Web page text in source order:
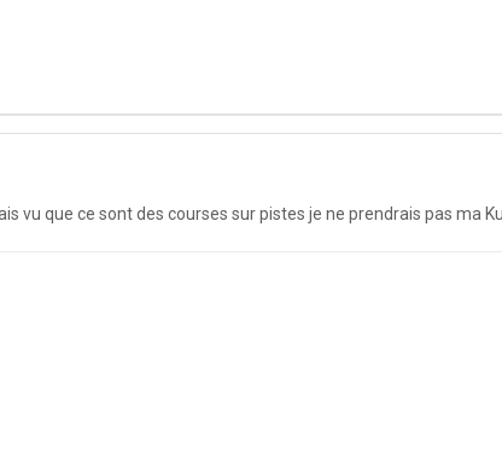
vu que ce sont des courses sur pistes je ne prendrais pas ma